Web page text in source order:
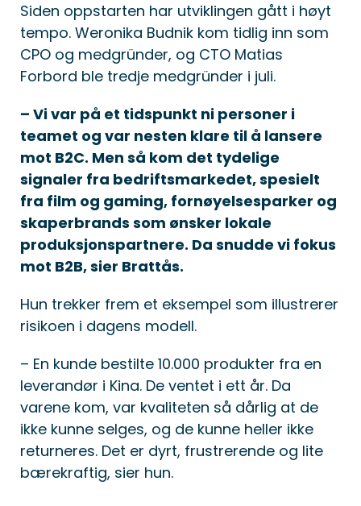
Siden oppstarten har utviklingen gått i høyt
tempo. Weronika Budnik kom tidlig inn som
CPO og medgründer, og CTO Matias
Forbord ble tredje medgründer i juli.
– Vi var på et tidspunkt ni personer i
teamet og var nesten klare til å lansere
mot B2C. Men så kom det tydelige
signaler fra bedriftsmarkedet, spesielt
fra film og gaming, fornøyelsesparker og
skaperbrands som ønsker lokale
produksjonspartnere. Da snudde vi fokus
mot B2B, sier Brattås.
Hun trekker frem et eksempel som illustrerer
risikoen i dagens modell.
– En kunde bestilte 10.000 produkter fra en
leverandør i Kina. De ventet i ett år. Da
varene kom, var kvaliteten så dårlig at de
ikke kunne selges, og de kunne heller ikke
returneres. Det er dyrt, frustrerende og lite
bærekraftig, sier hun.